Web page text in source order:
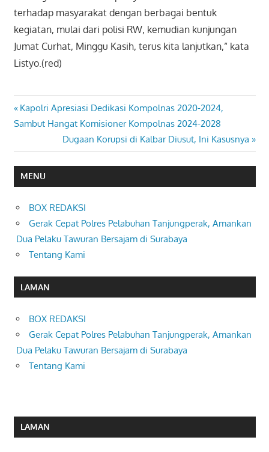
terhadap masyarakat dengan berbagai bentuk
kegiatan, mulai dari polisi RW, kemudian kunjungan
Jumat Curhat, Minggu Kasih, terus kita lanjutkan,” kata
Listyo.(red)
Navigasi
Previous
Post:
Kapolri Apresiasi Dedikasi Kompolnas 2020-2024,
Sambut Hangat Komisioner Kompolnas 2024-2028
Next
Post:
Dugaan Korupsi di Kalbar Diusut, Ini Kasusnya
MENU
BOX REDAKSI
Gerak Cepat Polres Pelabuhan Tanjungperak, Amankan
Dua Pelaku Tawuran Bersajam di Surabaya
Tentang Kami
LAMAN
BOX REDAKSI
Gerak Cepat Polres Pelabuhan Tanjungperak, Amankan
Dua Pelaku Tawuran Bersajam di Surabaya
Tentang Kami
LAMAN